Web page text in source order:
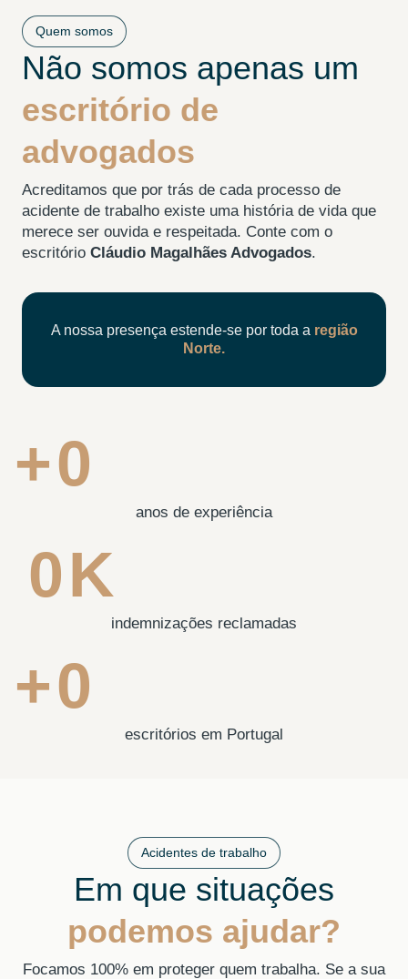
Quem somos
Não somos apenas um
escritório de
advogados
Acreditamos que por trás de cada processo de
acidente de trabalho existe uma história de vida que
merece ser ouvida e respeitada. Conte com o
escritório Cláudio Magalhães Advogados.
A nossa presença estende-se por toda a região
Norte.
+0
anos de experiência
0K
indemnizações reclamadas
+0
escritórios em Portugal
Acidentes de trabalho
Em que situações
podemos ajudar?
Focamos 100% em proteger quem trabalha. Se a sua